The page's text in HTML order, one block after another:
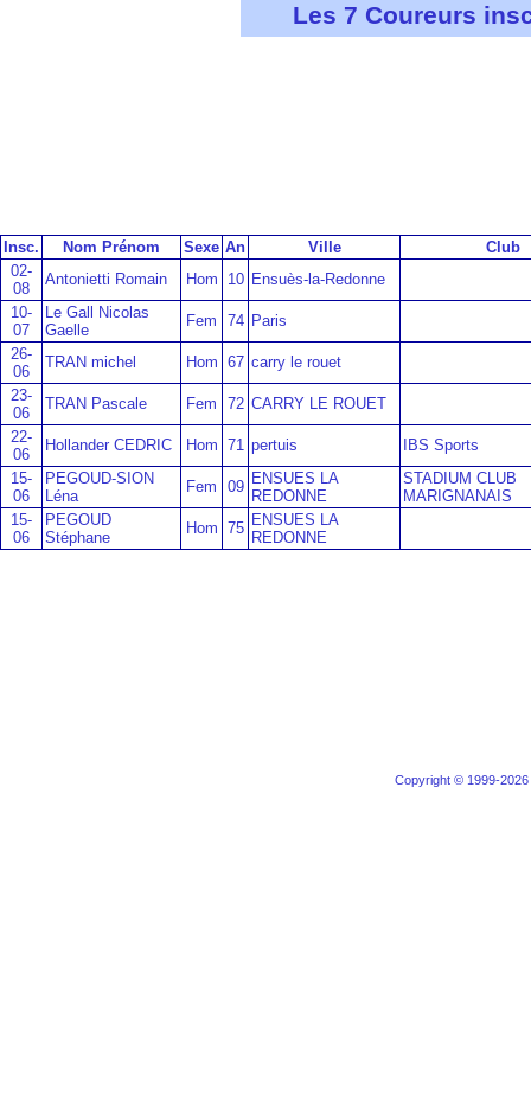
Les 7 Coureurs
Insc. Nom Prénom Sexe An Ville
Club
02-
08
Antonietti Romain Hom 10 Ensuès-la-Redonne
10-
07
Le Gall Nicolas
Gaelle
Fem 74 Paris
26-
06
TRAN michel Hom 67 carry le rouet
23-
06
TRAN Pascale Fem 72 CARRY LE ROUET
22-
06
Hollander CEDRIC Hom 71 pertuis
IBS Sports
15-
06
PEGOUD-SION
Léna
Fem 09 ENSUES LA
REDONNE
STADIUM CLUB
MARIGNANAIS
15-
06
PEGOUD
Stéphane
Hom 75 ENSUES LA
REDONNE
Copyright © 1999-